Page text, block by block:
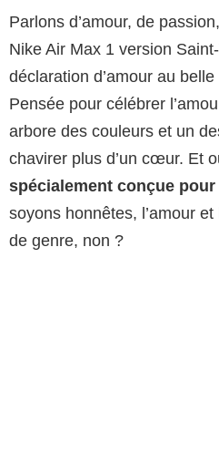
Parlons d’amour, de
Nike Air Max 1 version
déclaration d’amour au
Pensée pour célébrer
arbore des couleurs et un
chavirer plus d’un cœur. Et
spécialement conçue
soyons honnêtes, l’amour
de genre, non ?